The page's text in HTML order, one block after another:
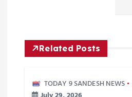
g
Related Posts
TODAY 9 SANDESH NEWS
July 29, 2026